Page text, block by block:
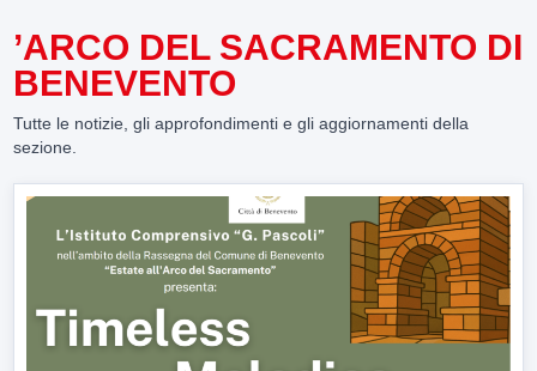
’ARCO DEL SACRAMENTO DI
BENEVENTO
Tutte le notizie, gli approfondimenti e gli aggiornamenti della
sezione.